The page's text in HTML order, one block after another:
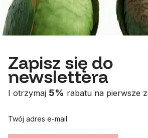
Zapisz się do
newslettera
I otrzymaj 5% rabatu na pierwsze
Twój adres e-mail